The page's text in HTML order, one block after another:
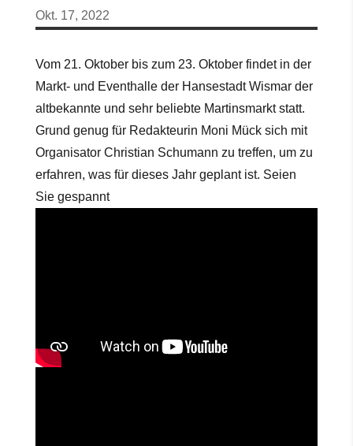
Okt. 17, 2022
Vom 21. Oktober bis zum 23. Oktober findet in der
Markt- und Eventhalle der Hansestadt Wismar der
altbekannte und sehr beliebte Martinsmarkt statt.
Grund genug für Redakteurin Moni Mück sich mit
Organisator Christian Schumann zu treffen, um zu
erfahren, was für dieses Jahr geplant ist. Seien
Sie gespannt